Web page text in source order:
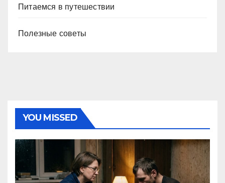
Питаемся в путешествии
Полезные советы
YOU MISSED